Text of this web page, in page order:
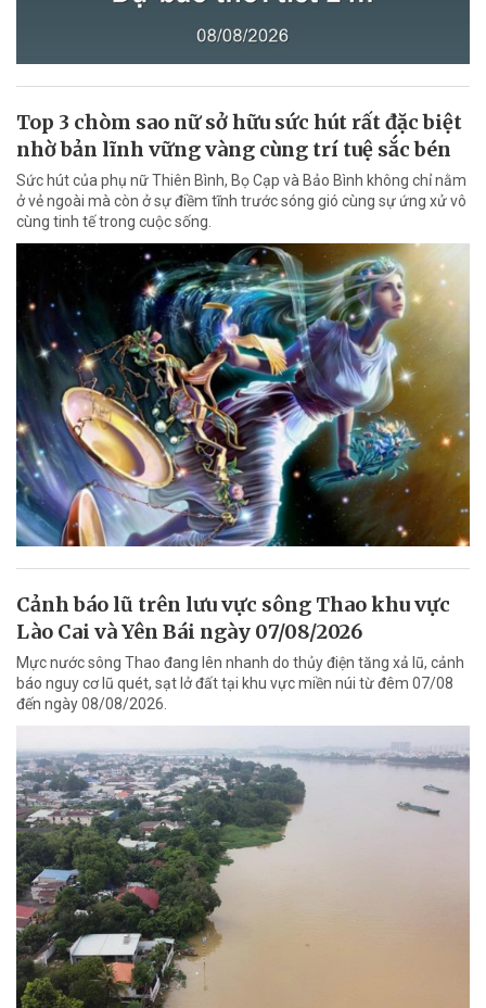
Top 3 chòm sao nữ sở hữu sức hút rất đặc biệt
nhờ bản lĩnh vững vàng cùng trí tuệ sắc bén
Sức hút của phụ nữ Thiên Bình, Bọ Cạp và Bảo Bình không chỉ nằm
ở vẻ ngoài mà còn ở sự điềm tĩnh trước sóng gió cùng sự ứng xử vô
cùng tinh tế trong cuộc sống.
Cảnh báo lũ trên lưu vực sông Thao khu vực
Lào Cai và Yên Bái ngày 07/08/2026
Mực nước sông Thao đang lên nhanh do thủy điện tăng xả lũ, cảnh
báo nguy cơ lũ quét, sạt lở đất tại khu vực miền núi từ đêm 07/08
đến ngày 08/08/2026.